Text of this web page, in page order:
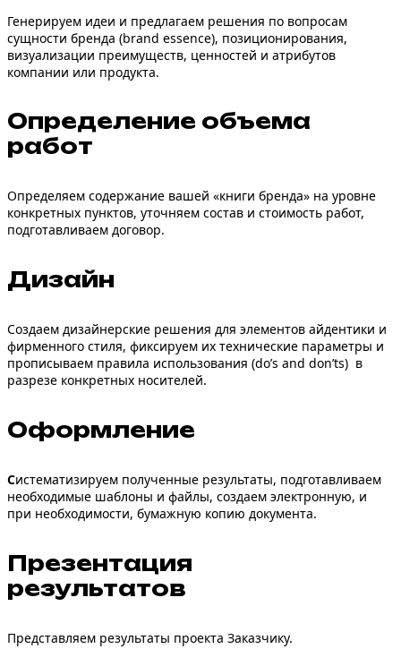
Генерируем идеи и предлагаем решения по вопросам
сущности бренда (brand essence), позиционирования,
визуализации преимуществ, ценностей и атрибутов
компании или продукта.
Определение объема
работ
Определяем содержание вашей «книги бренда» на уровне
конкретных пунктов, уточняем состав и стоимость работ,
подготавливаем договор.
Дизайн
Создаем дизайнерские решения для элементов айдентики и
фирменного стиля, фиксируем их технические параметры и
прописываем правила использования (do’s and don’ts) в
разрезе конкретных носителей.
Оформление
Систематизируем полученные результаты, подготавливаем
необходимые шаблоны и файлы, создаем электронную, и
при необходимости, бумажную копию документа.
Презентация
результатов
Представляем результаты проекта Заказчику.